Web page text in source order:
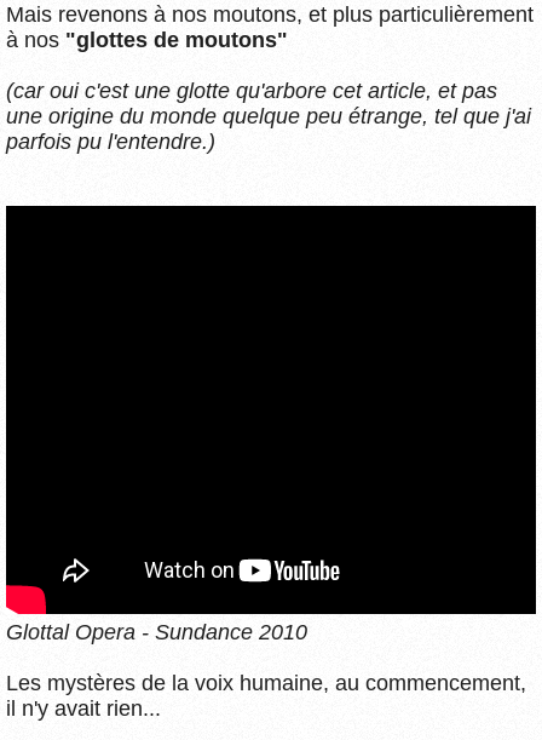
Mais revenons à nos moutons, et plus particulièrement
à nos "glottes de moutons"
(car oui c'est une glotte qu'arbore cet article, et pas
une origine du monde quelque peu étrange, tel que j'ai
parfois pu l'entendre.)
Glottal Opera - Sundance 2010
Les mystères de la voix humaine, au commencement,
il n'y avait rien...